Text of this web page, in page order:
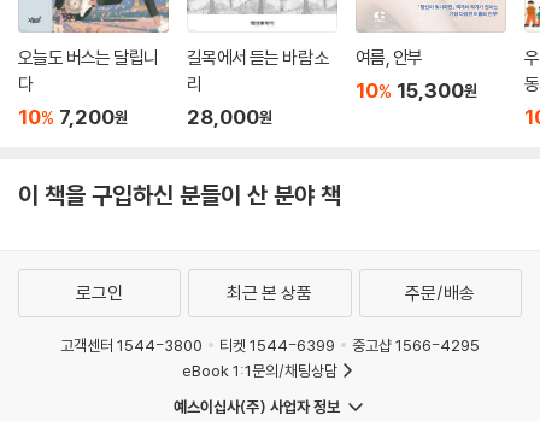
오늘도 버스는 달립니
다
10% 7,200원
길목에서 듣는 바람 소
리
28,000원
여름, 안부
10% 15,300원
이 책을 구입하신 분들이 산 분야 책
로그인 최근 본 상품 주문/배송
고객센터 1544-3800 티켓 1544-6399
중고샵 1566-4295
eBook 1:1문의/채팅상담
예스이십사(주) 사업자 정보